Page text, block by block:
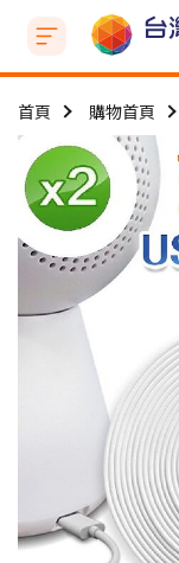
首頁 購物首頁